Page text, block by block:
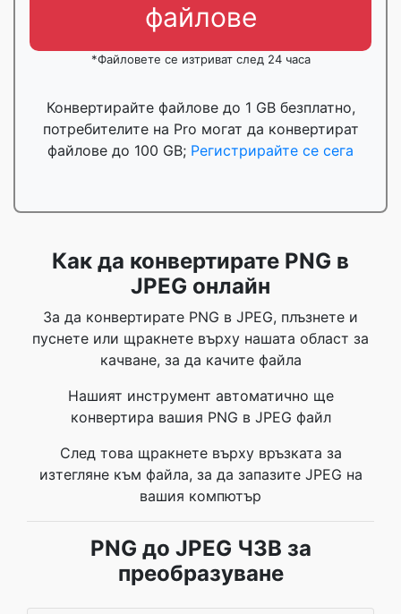
файлове
*Файловете се изтриват след 24 часа
Конвертирайте файлове до 1 GB безплатно,
потребителите на Pro могат да конвертират
файлове до 100 GB; Регистрирайте се сега
Как да конвертирате PNG в
JPEG онлайн
За да конвертирате PNG в JPEG, плъзнете и
пуснете или щракнете върху нашата област за
качване, за да качите файла
Нашият инструмент автоматично ще
конвертира вашия PNG в JPEG файл
След това щракнете върху връзката за
изтегляне към файла, за да запазите JPEG на
вашия компютър
PNG до JPEG ЧЗВ за
преобразуване